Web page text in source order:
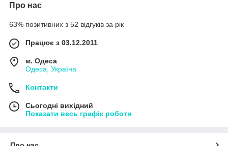
Про нас
63% позитивних з 52 відгуків за рік
Працює з 03.12.2011
м. Одеса
Одеса, Україна
Контакти
Сьогодні вихідний
Показати весь графік роботи